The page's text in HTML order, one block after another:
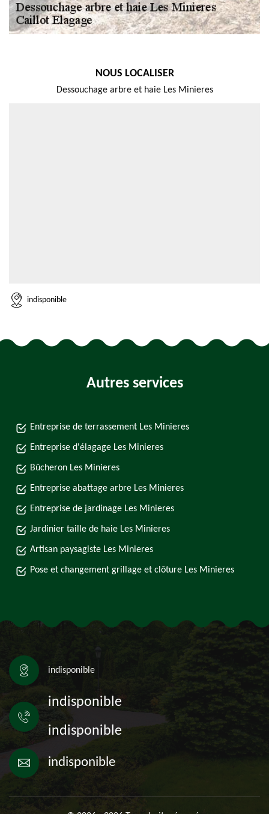
NOUS LOCALISER
Dessouchage arbre et haie Les Minieres
indisponible
Autres services
Entreprise de terrassement Les Minieres
Entreprise d'élagage Les Minieres
Bûcheron Les Minieres
Entreprise abattage arbre Les Minieres
Entreprise de jardinage Les Minieres
Jardinier taille de haie Les Minieres
Artisan paysagiste Les Minieres
Pose et changement grillage et clôture Les Minieres
indisponible
indisponible
indisponible
indisponible